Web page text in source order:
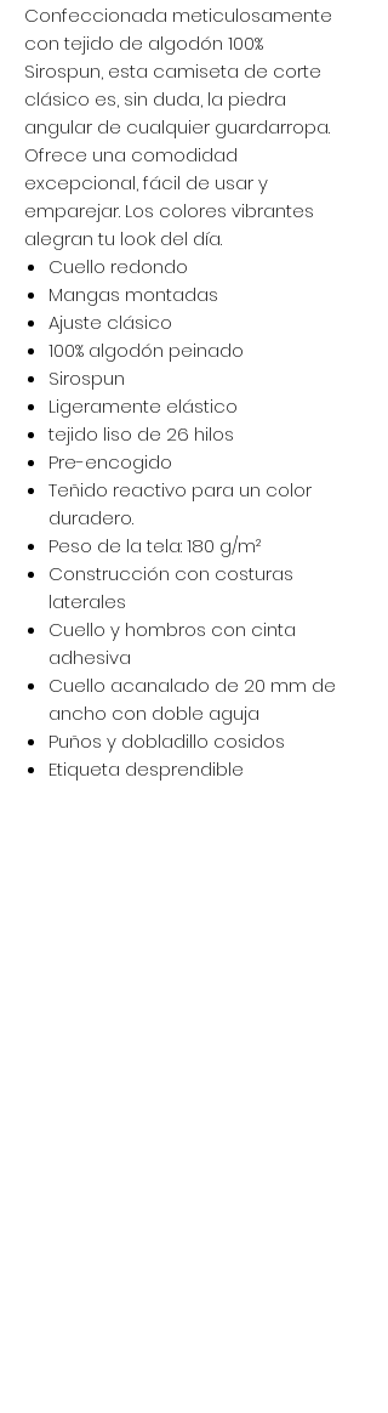
Confeccionada meticulosamente
con tejido de algodón 100%
Sirospun, esta camiseta de corte
clásico es, sin duda, la piedra
angular de cualquier guardarropa.
Ofrece una comodidad
excepcional, fácil de usar y
emparejar. Los colores vibrantes
alegran tu look del día.
Cuello redondo
Mangas montadas
Ajuste clásico
100% algodón peinado
Sirospun
Ligeramente elástico
tejido liso de 26 hilos
Pre-encogido
Teñido reactivo para un color
duradero.
Peso de la tela: 180 g/m²
Construcción con costuras
laterales
Cuello y hombros con cinta
adhesiva
Cuello acanalado de 20 mm de
ancho con doble aguja
Puños y dobladillo cosidos
Etiqueta desprendible